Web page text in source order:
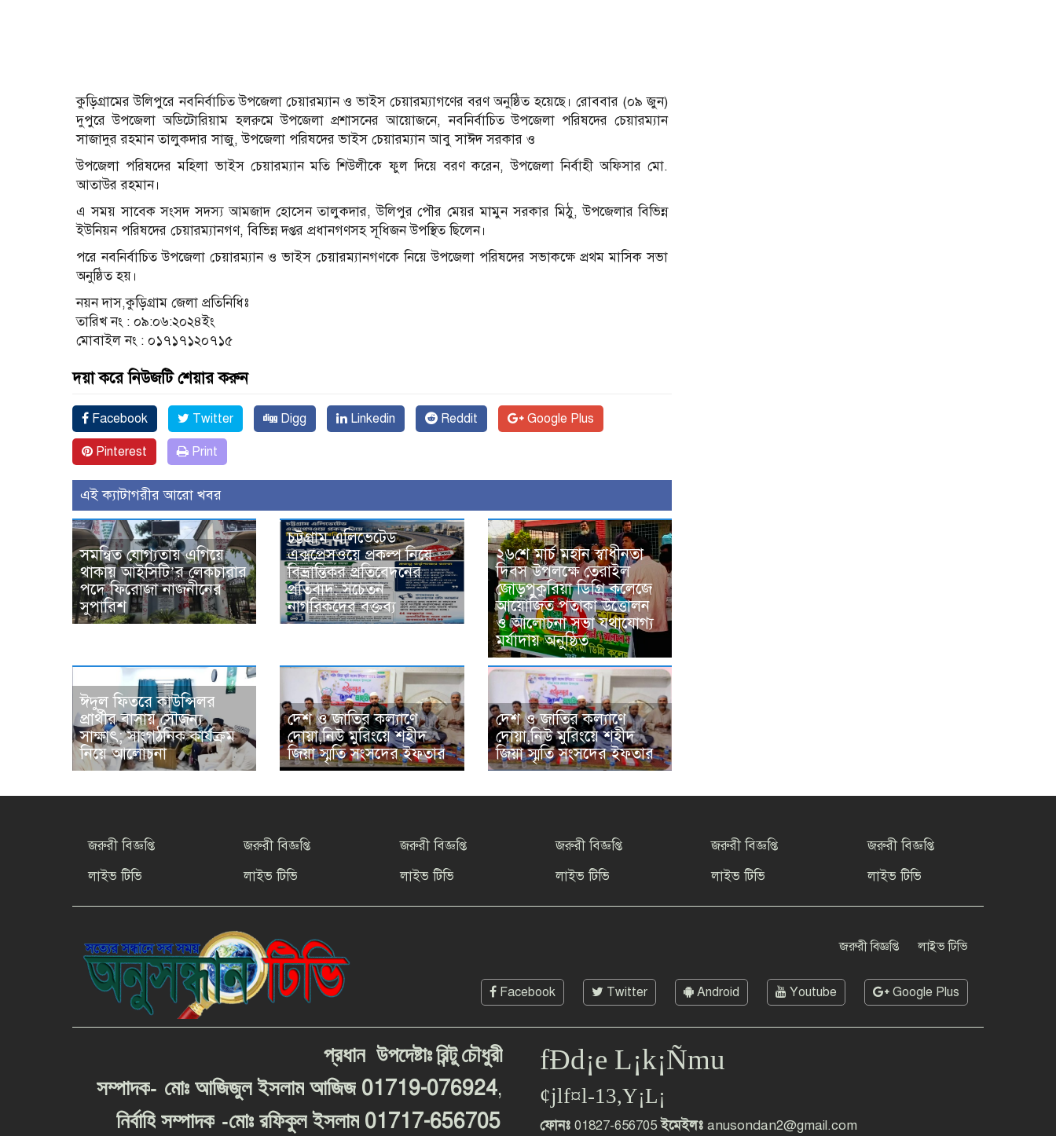
কুড়িগ্রামের উলিপুরে নবনির্বাচিত উপজেলা চেয়ারম্যান ও ভাইস চেয়ারম্যাগণের বরণ অনুষ্ঠিত হয়েছে। রোববার (০৯ জুন)
দুপুরে উপজেলা অডিটোরিয়াম হলরুমে উপজেলা প্রশাসনের আয়োজনে, নবনির্বাচিত উপজেলা পরিষদের চেয়ারম্যান
সাজাদুর রহমান তালুকদার সাজু, উপজেলা পরিষদের ভাইস চেয়ারম্যান আবু সাঈদ সরকার ও
উপজেলা পরিষদের মহিলা ভাইস চেয়ারম্যান মতি শিউলীকে ফুল দিয়ে বরণ করেন, উপজেলা নির্বাহী অফিসার মো.
আতাউর রহমান।
এ সময় সাবেক সংসদ সদস্য আমজাদ হোসেন তালুকদার, উলিপুর পৌর মেয়র মামুন সরকার মিঠু, উপজেলার বিভিন্ন
ইউনিয়ন পরিষদের চেয়ারম্যানগণ, বিভিন্ন দপ্তর প্রধানগণসহ সূধিজন উপস্থিত ছিলেন।
পরে নবনির্বাচিত উপজেলা চেয়ারম্যান ও ভাইস চেয়ারম্যানগণকে নিয়ে উপজেলা পরিষদের সভাকক্ষে প্রথম মাসিক সভা
অনুষ্ঠিত হয়।
নয়ন দাস,কুড়িগ্রাম জেলা প্রতিনিধিঃ
তারিখ নং : ০৯:০৬:২০২৪ইং
মোবাইল নং : ০১৭১৭১২০৭১৫
দয়া করে নিউজটি শেয়ার করুন
Facebook Twitter Digg Linkedin Reddit Google Plus
Pinterest Print
এই ক্যাটাগরীর আরো খবর
সমন্বিত যোগ্যতায় এগিয়ে
থাকায় আইসিটি’র লেকচারার
পদে ফিরোজা নাজনীনের
সুপারিশ
চট্টগ্রাম এলিভেটেড
এক্সপ্রেসওয়ে প্রকল্প নিয়ে
বিভ্রান্তিকর প্রতিবেদনের
প্রতিবাদ: সচেতন
নাগরিকদের বক্তব্য
২৬শে মার্চ মহান স্বাধীনতা
দিবস উপলক্ষে তেরাইল
জোড়পুকুরিয়া ডিগ্রি কলেজে
আয়োজিত পতাকা উত্তোলন
ও আলোচনা সভা যথাযোগ্য
মর্যাদায় অনুষ্ঠিত
ঈদুল ফিতরে কাউন্সিলর
প্রার্থীর বাসায় সৌজন্য
সাক্ষাৎ; সাংগঠনিক কার্যক্রম
নিয়ে আলোচনা
দেশ ও জাতির কল্যাণে
দোয়া,নিউ মুরিংয়ে শহীদ
জিয়া স্মৃতি সংসদের ইফতার
দেশ ও জাতির কল্যাণে
দোয়া,নিউ মুরিংয়ে শহীদ
জিয়া স্মৃতি সংসদের ইফতার
জরুরী বিজ্ঞপ্তি
লাইভ টিভি
জরুরী বিজ্ঞপ্তি
লাইভ টিভি
জরুরী বিজ্ঞপ্তি
লাইভ টিভি
জরুরী বিজ্ঞপ্তি
লাইভ টিভি
জরুরী বিজ্ঞপ্তি
লাইভ টিভি
জরুরী বিজ্ঞপ্তি
লাইভ টিভি
জরুরী বিজ্ঞপ্তি লাইভ টিভি
Facebook Twitter Android Youtube Google Plus
প্রধান উপদেষ্টাঃরিন্টু চৌধুরী
সম্পাদক- মোঃ আজিজুল ইসলাম আজিজ 01719-076924,
নির্বাহি সম্পাদক -মোঃ রফিকুল ইসলাম 01717-656705
fÐd¡e L¡k¡Ñmu
¢jlf¤l-13,Y¡L¡
ফোনঃ 01827-656705ইমেইলঃ anusondan2@gmail.com